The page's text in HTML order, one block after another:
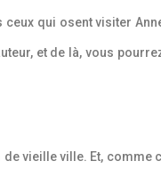
qui osent visiter
et de là, vous
vieille ville. Et, comme